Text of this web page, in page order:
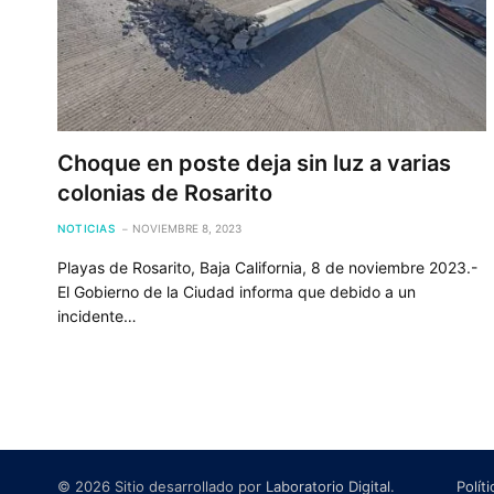
Choque en poste deja sin luz a varias
colonias de Rosarito
NOTICIAS NOVIEMBRE 8, 2023
Playas de Rosarito, Baja California, 8 de noviembre 2023.-
El Gobierno de la Ciudad informa que debido a un
incidente…
© 2026 Sitio desarrollado por Laboratorio Digital.